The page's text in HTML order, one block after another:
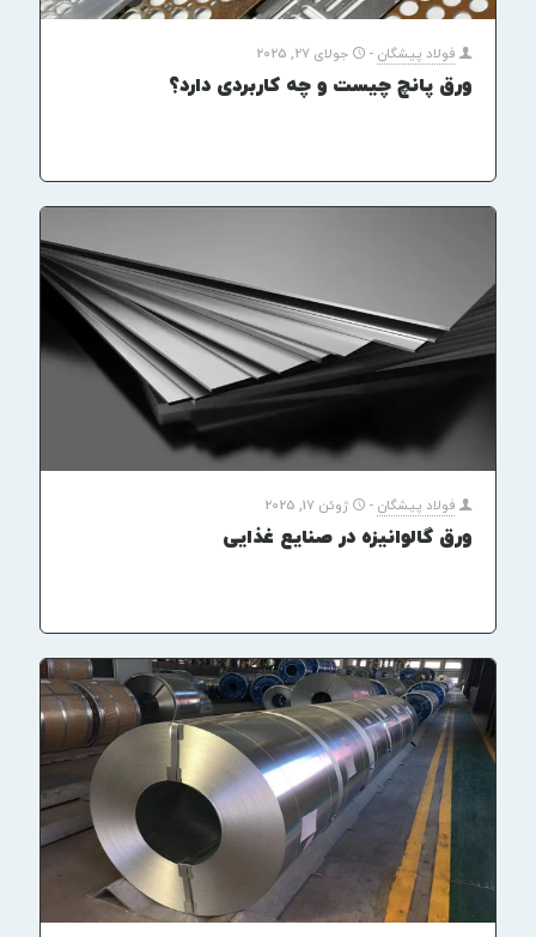
فولاد پیشگان - جولای 27, 2025
ورق پانچ چیست و چه کاربردی دارد؟
فولاد پیشگان - ژوئن 17, 2025
ورق گالوانیزه در صنایع غذایی